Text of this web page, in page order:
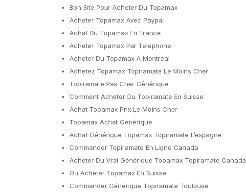
Bon Site Pour Acheter Du Topamax
Acheter Topamax Avec Paypal
Achat Du Topamax En France
Acheter Topamax Par Telephone
Acheter Du Topamax A Montreal
Achetez Topamax Topiramate Le Moins Cher
Topiramate Pas Cher Générique
Comment Acheter Du Topiramate En Suisse
Achat Topamax Prix Le Moins Cher
Topamax Achat Générique
Achat Générique Topamax Topiramate L’espagne
Commander Topiramate En Ligne Canada
Acheter Du Vrai Générique Topamax Topiramate Canada
Ou Acheter Topamax En Suisse
Commander Générique Topiramate Toulouse